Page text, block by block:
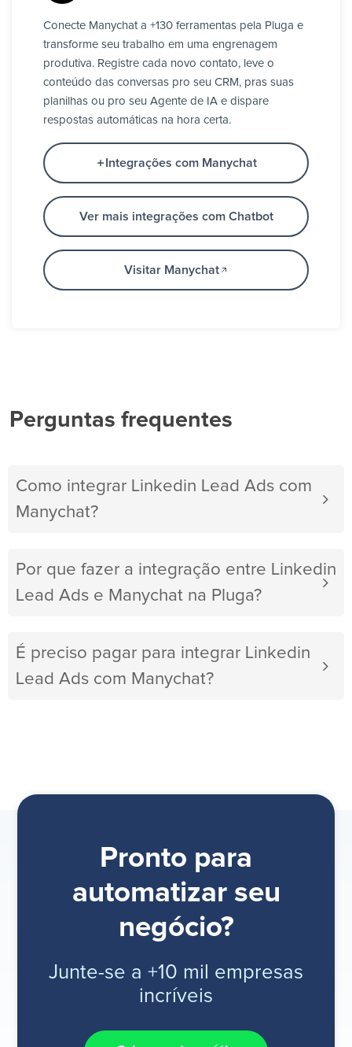
Conecte Manychat a +130 ferramentas pela Pluga e
transforme seu trabalho em uma engrenagem
produtiva. Registre cada novo contato, leve o
conteúdo das conversas pro seu CRM, pras suas
planilhas ou pro seu Agente de IA e dispare
respostas automáticas na hora certa.
Integrações com Manychat
Ver mais integrações com Chatbot
Visitar Manychat
Perguntas frequentes
Como integrar Linkedin Lead Ads com
Manychat?
Por que fazer a integração entre Linkedin
Lead Ads e Manychat na Pluga?
É preciso pagar para integrar Linkedin
Lead Ads com Manychat?
Pronto para
automatizar seu
negócio?
Junte-se a +10 mil empresas
incríveis